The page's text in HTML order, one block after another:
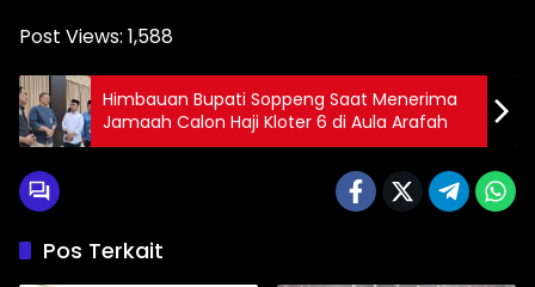
Post Views: 1,588
Himbauan Bupati Soppeng Saat Menerima
Jamaah Calon Haji Kloter 6 di Aula Arafah
Pos Terkait